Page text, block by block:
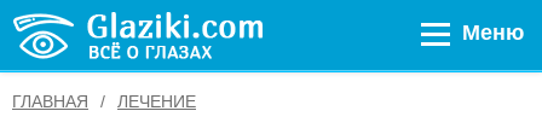
Меню
ГЛАВНАЯ ЛЕЧЕНИЕ